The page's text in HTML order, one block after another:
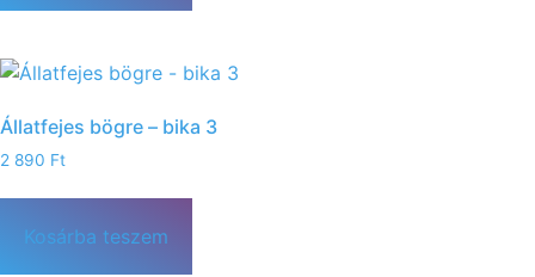
Állatfejes bögre – bika 3
2 890 Ft
Kosárba teszem